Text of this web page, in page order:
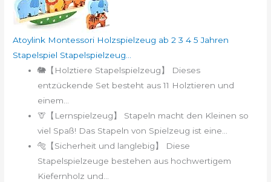
Atoylink Montessori Holzspielzeug ab 2 3 4 5 Jahren
Stapelspiel Stapelspielzeug...
🐘【Holztiere Stapelspielzeug】 Dieses
entzückende Set besteht aus 11 Holztieren und
einem...
🦒【Lernspielzeug】 Stapeln macht den Kleinen so
viel Spaß! Das Stapeln von Spielzeug ist eine...
🐅【Sicherheit und langlebig】 Diese
Stapelspielzeuge bestehen aus hochwertigem
Kiefernholz und...